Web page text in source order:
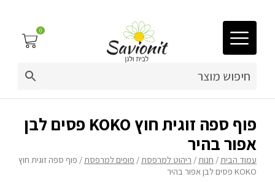
03-9212883
פופים
0
פוף ספה זוגית חוץ KOKO פסים לבן
אפור בהיר
עמוד הבית/ חנות/ ריהוט למרפסת/ פופים למרפסת/ פוף ספה זוגית חוץ
KOKO פסים לבן אפור בהיר